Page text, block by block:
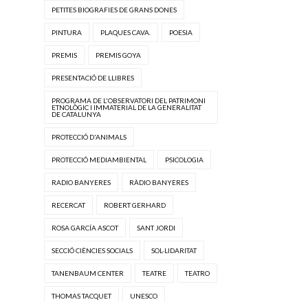
PETITES BIOGRAFIES DE GRANS DONES
PINTURA PLAQUES CAVA. POESIA
PREMIS PREMIS GOYA
PRESENTACIÓ DE LLIBRES
PROGRAMA DE L'OBSERVATORI DEL PATRIMONI
ETNOLÒGIC I IMMATERIAL DE LA GENERALITAT
DE CATALUNYA
PROTECCIÓ D'ANIMALS
PROTECCIÓ MEDIAMBIENTAL PSICOLOGIA
RADIO BANYERES RÀDIO BANYERES
RECERCAT ROBERT GERHARD
ROSA GARCÍA ASCOT SANT JORDI
SECCIÓ CIÈNCIES SOCIALS SOL·LIDARITAT
TANENBAUM CENTER TEATRE TEATRO
THOMAS TACQUET UNESCO